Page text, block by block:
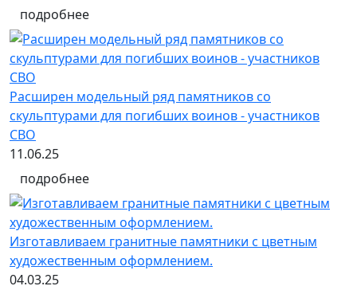
подробнее
Расширен модельный ряд памятников со
скульптурами для погибших воинов - участников
СВО
11.06.25
подробнее
Изготавливаем гранитные памятники с цветным
художественным оформлением.
04.03.25